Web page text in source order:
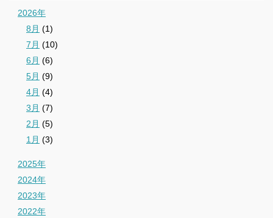
2026年
8月 (1)
7月 (10)
6月 (6)
5月 (9)
4月 (4)
3月 (7)
2月 (5)
1月 (3)
2025年
2024年
2023年
2022年